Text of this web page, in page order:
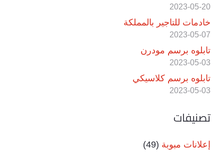
2023-05-20
خادمات للتاجير بالمملكة
2023-05-07
تابلوه برسم مودرن
2023-05-03
تابلوه برسم كلاسيكي
2023-05-03
تصنيفات
إعلانات مبوبة (49)